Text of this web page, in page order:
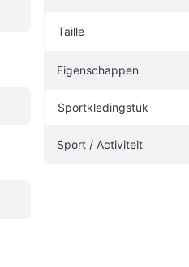
Taille
Eigenschappen
Sportkledingstuk
Sport / Activiteit